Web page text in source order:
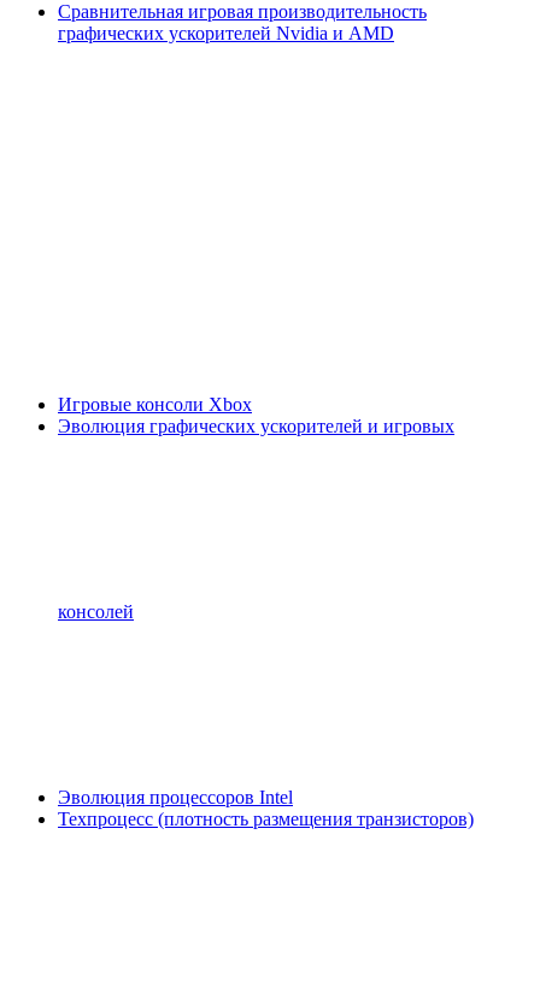
Сравнительная игровая производительность
графических ускорителей Nvidia и AMD
Игровые консоли Xbox
Эволюция графических ускорителей и игровых
консолей
Эволюция процессоров Intel
Техпроцесс (плотность размещения транзисторов)